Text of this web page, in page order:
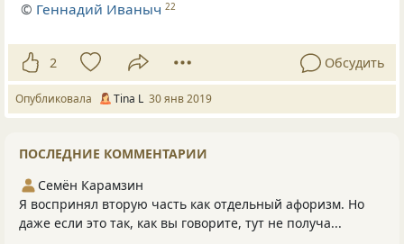
© Геннадий Иваныч 22
2 Обсудить
Опубликовала Tina L 30 янв 2019
ПОСЛЕДНИЕ КОММЕНТАРИИ
Семён Карамзин
Я воспринял вторую часть как отдельный афоризм. Но
даже если это так, как вы говорите, тут не получа...